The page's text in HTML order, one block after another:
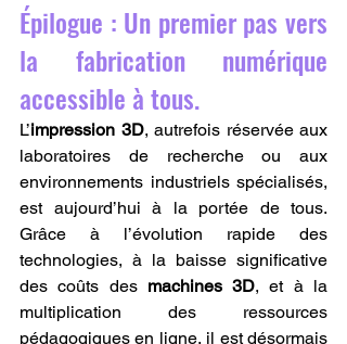
Épilogue : Un premier pas vers
la fabrication numérique
accessible à tous.
L’impression 3D, autrefois réservée aux
laboratoires de recherche ou aux
environnements industriels spécialisés,
est aujourd’hui à la portée de tous.
Grâce à l’évolution rapide des
technologies, à la baisse significative
des coûts des machines 3D, et à la
multiplication des ressources
pédagogiques en ligne, il est désormais